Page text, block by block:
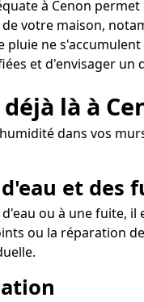
à Cenon
votre maison,
pluie ne
et d'envisager un
là à
dans vos
et des
ou à une fuite,
ou la réparation